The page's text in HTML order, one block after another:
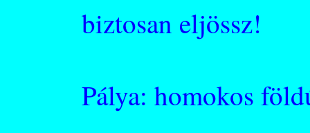
biztosan eljössz!
Pálya: homokos